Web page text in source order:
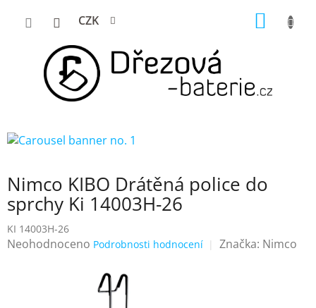
CZK
Nimco KIBO Drátěná police do
sprchy Ki 14003H-26
KI 14003H-26
Průměrné
Neohodnoceno Podrobnosti hodnocení Značka: Nimco